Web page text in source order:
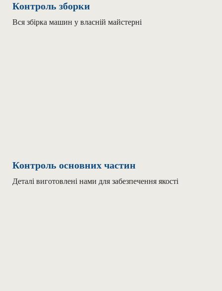
Контроль зборки
Вся збірка машин у власній майстерні
Контроль основних частин
Деталі виготовлені нами для забезпечення якості